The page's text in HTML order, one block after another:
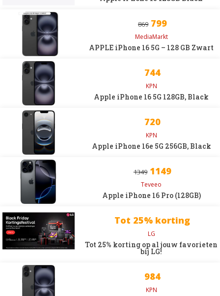
869 799
MediaMarkt
APPLE iPhone 16 5G – 128 GB Zwart
744
KPN
Apple iPhone 16 5G 128GB, Black
720
KPN
Apple iPhone 16e 5G 256GB, Black
1349 1149
Teveeo
Apple iPhone 16 Pro (128GB)
Tot 25% korting
LG
Tot 25% korting op al jouw favorieten
bij LG!
984
KPN